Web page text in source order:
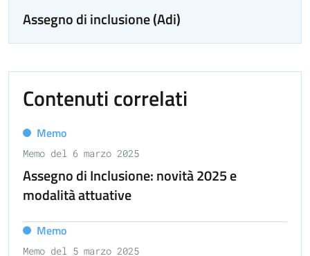
Assegno di inclusione (Adi)
Contenuti correlati
Memo
Memo del 6 marzo 2025
Assegno di Inclusione: novità 2025 e
modalità attuative
Memo
Memo del 5 marzo 2025